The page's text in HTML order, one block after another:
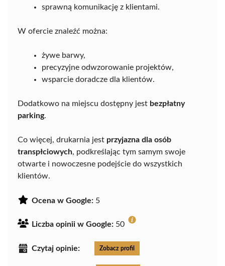
sprawną komunikację z klientami.
W ofercie znaleźć można:
żywe barwy,
precyzyjne odwzorowanie projektów,
wsparcie doradcze dla klientów.
Dodatkowo na miejscu dostępny jest bezpłatny
parking.
Co więcej, drukarnia jest przyjazna dla osób
transpłciowych, podkreślając tym samym swoje
otwarte i nowoczesne podejście do wszystkich
klientów.
Ocena w Google: 5
Liczba opinii w Google: 50
Czytaj opinie: Zobacz profil